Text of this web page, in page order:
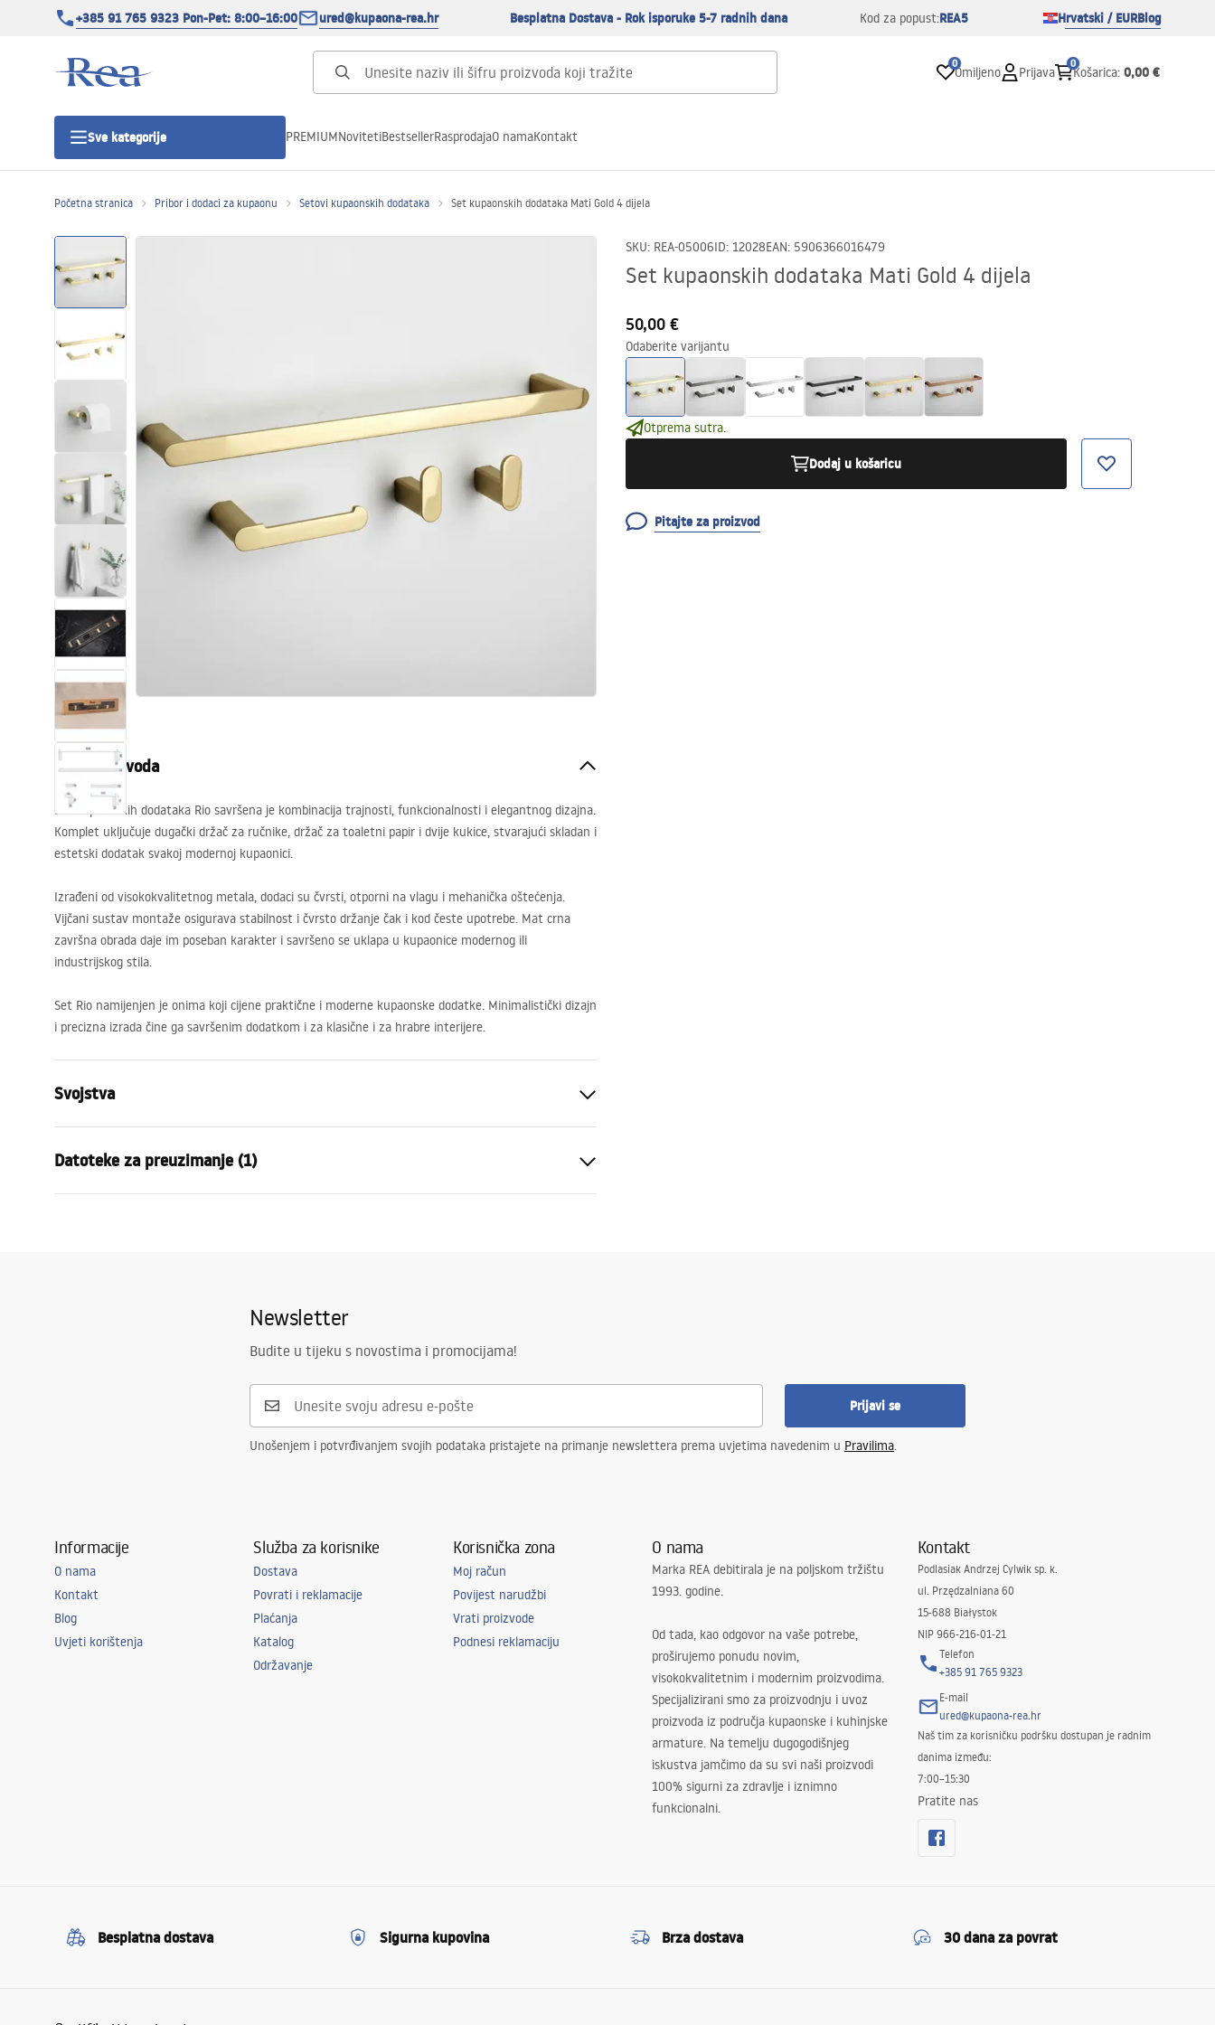
+385 91 765 9323 Pon-Pet: 8:00–16:00 ured@kupaona-rea.hr Besplatna Dostava - Rok isporuke 5-7 radnih dana Kod za popust:REA5 Hrvatski / EURBlog
0
Omiljeno Prijava
0
Košarica: 0,00 €
Sve kategorije
Tuš vrata
Tuš Kanalice
WC školjke
Umivaonici
Kade i paravani
Miješalice, pipe, slavine
Tuševi
Kuhinja
PREMIUMNovitetiBestsellerRasprodajaO namaKontakt
Početna stranica Pribor i dodaci za kupaonu Setovi kupaonskih dodataka Set kupaonskih dodataka Mati Gold 4 dijela
SKU: REA-05006ID: 12028EAN: 5906366016479
Set kupaonskih dodataka Mati Gold 4 dijela
50,00 €
Odaberite varijantu
Otprema sutra.
Dodaj u košaricu
Pitajte za proizvod
Opis proizvoda
Set kupaonskih dodataka Rio savršena je kombinacija trajnosti, funkcionalnosti i elegantnog dizajna.
Komplet uključuje dugački držač za ručnike, držač za toaletni papir i dvije kukice, stvarajući skladan i
estetski dodatak svakoj modernoj kupaonici.
Izrađeni od visokokvalitetnog metala, dodaci su čvrsti, otporni na vlagu i mehanička oštećenja.
Vijčani sustav montaže osigurava stabilnost i čvrsto držanje čak i kod česte upotrebe. Mat crna
završna obrada daje im poseban karakter i savršeno se uklapa u kupaonice modernog ili
industrijskog stila.
Set Rio namijenjen je onima koji cijene praktične i moderne kupaonske dodatke. Minimalistički dizajn
i precizna izrada čine ga savršenim dodatkom i za klasične i za hrabre interijere.
Svojstva
Materijal
Način montaže
Na vijke
Datoteke za preuzimanje (1)
Newsletter
Budite u tijeku s novostima i promocijama!
Prijavi se
Unošenjem i potvrđivanjem svojih podataka pristajete na primanje newslettera prema uvjetima navedenim u Pravilima.
Informacije
O nama
Kontakt
Blog
Uvjeti korištenja
Služba za korisnike
Dostava
Povrati i reklamacije
Plaćanja
Katalog
Održavanje
Korisnička zona
Moj račun
Povijest narudžbi
Vrati proizvode
Podnesi reklamaciju
O nama
Marka REA debitirala je na poljskom tržištu
1993. godine.
Od tada, kao odgovor na vaše potrebe,
proširujemo ponudu novim,
visokokvalitetnim i modernim proizvodima.
Specijalizirani smo za proizvodnju i uvoz
proizvoda iz područja kupaonske i kuhinjske
armature. Na temelju dugogodišnjeg
iskustva jamčimo da su svi naši proizvodi
100% sigurni za zdravlje i iznimno
funkcionalni.
Kontakt
Podlasiak Andrzej Cylwik sp. k.
ul. Przędzalniana 60
15-688 Białystok
NIP 966-216-01-21
Telefon
+385 91 765 9323
E-mail
ured@kupaona-rea.hr
Naš tim za korisničku podršku dostupan je radnim
danima između:
7:00–15:30
Pratite nas
Besplatna dostava Sigurna kupovina Brza dostava 30 dana za povrat